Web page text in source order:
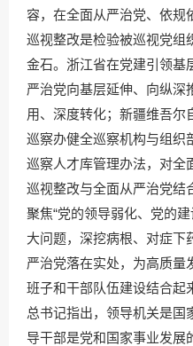
容，在全面从严治党、依规
巡视整改是检验被巡视党组
金石。浙江省在党建引领基
严治党向基层延伸、向纵深
用、深度转化；新疆维吾尔
巡察办健全巡察机构与组织
巡察人才库管理办法，对全
巡视整改与全面从严治党结
聚焦“党的领导弱化、党的
大问题，深挖病根、对症下
严治党落在实处，为高质量
班子和干部队伍建设结合起
总书记指出，领导机关是国
导干部是党和国家事业发展